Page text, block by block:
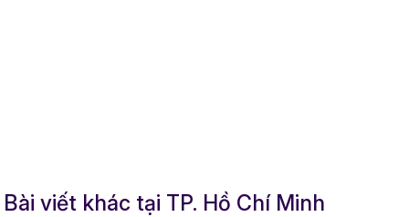
Bài viết khác tại TP. Hồ Chí Minh